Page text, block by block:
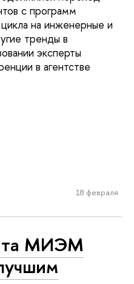
с программ
на инженерные и
тренды в
эксперты
в агентстве
18 февраля
МИЭМ